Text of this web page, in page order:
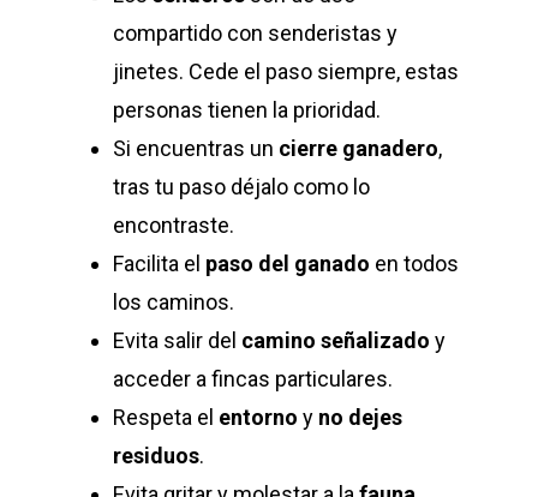
compartido con senderistas y
jinetes. Cede el paso siempre, estas
personas tienen la prioridad.
Si encuentras un cierre ganadero,
tras tu paso déjalo como lo
encontraste.
Facilita el paso del ganado en todos
los caminos.
Evita salir del camino señalizado y
acceder a fincas particulares.
Respeta el entorno y no dejes
residuos.